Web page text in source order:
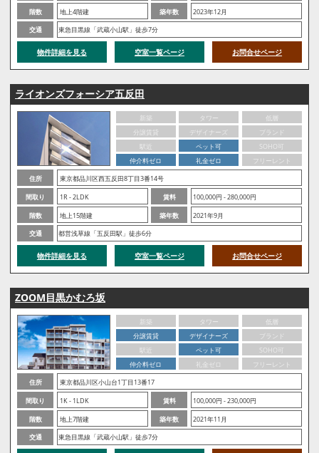
階数
地上4階建 築年数
2023年12月
交通
東急目黒線「武蔵小山駅」徒歩7分
物件詳細を見る 空室一覧ページ お問合せページ
ライオンズフォーシア五反田
新築 タワー
低層
分譲賃貸
デザイナーズ
ブランド
駅近
ペット可
SOHO可
仲介料ゼロ
礼金ゼロ
フリーレント
住所
東京都品川区西五反田8丁目3番14号
間取り
1R - 2LDK 賃料
100,000円 - 280,000円
階数
地上15階建 築年数
2021年9月
交通
都営浅草線「五反田駅」徒歩6分
物件詳細を見る 空室一覧ページ お問合せページ
ZOOM目黒かむろ坂
新築 タワー
低層
分譲賃貸
デザイナーズ
ブランド
駅近
ペット可
SOHO可
仲介料ゼロ
礼金ゼロ
フリーレント
住所
東京都品川区小山台1丁目13番17
間取り
1K - 1LDK 賃料
100,000円 - 230,000円
階数
地上7階建 築年数
2021年11月
交通
東急目黒線「武蔵小山駅」徒歩7分